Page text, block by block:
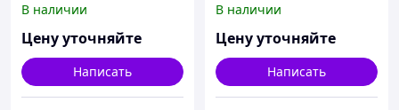
В наличии
Цену уточняйте
Написать
В наличии
Цену уточняйте
Написать